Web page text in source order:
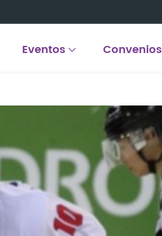
Eventos Convenios